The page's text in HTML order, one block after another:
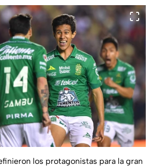
los protagonistas para la gran